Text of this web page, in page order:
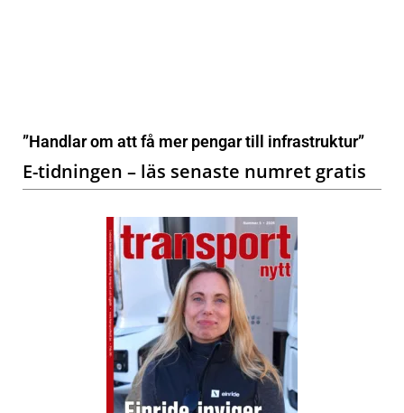
”Handlar om att få mer pengar till infrastruktur”
E-tidningen – läs senaste numret gratis